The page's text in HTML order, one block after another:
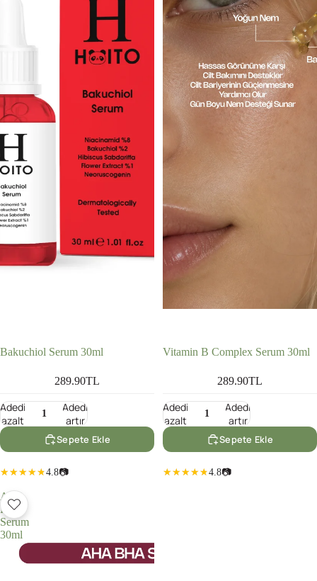
Bakuchiol Serum 30ml
289.90TL
Adedi
azalt
Adedi
artır
Sepete Ekle
4.8📷
Vitamin B Complex Serum 30ml
289.90TL
Adedi
azalt
Adedi
artır
Sepete Ekle
4.8📷
AHA
BHA
Serum
30ml